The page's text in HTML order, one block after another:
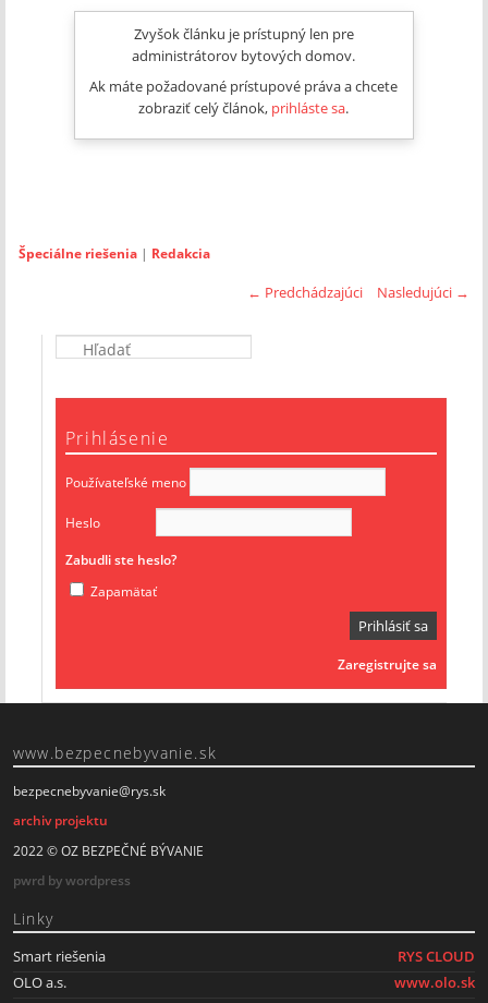
Zvyšok článku je prístupný len pre
administrátorov bytových domov.
Ak máte požadované prístupové práva a chcete
zobraziť celý článok, prihláste sa.
Špeciálne riešenia| Redakcia
← Predchádzajúci Nasledujúci →
Prihlásenie
Používateľské meno
Heslo
Zabudli ste heslo?
Zapamätať
Zaregistrujte sa
www.bezpecnebyvanie.sk
bezpecnebyvanie@rys.sk
archiv projektu
2022 © OZ BEZPEČNÉ BÝVANIE
pwrd by wordpress
Linky
RYS CLOUD
Smart riešenia
www.olo.sk
OLO a.s.